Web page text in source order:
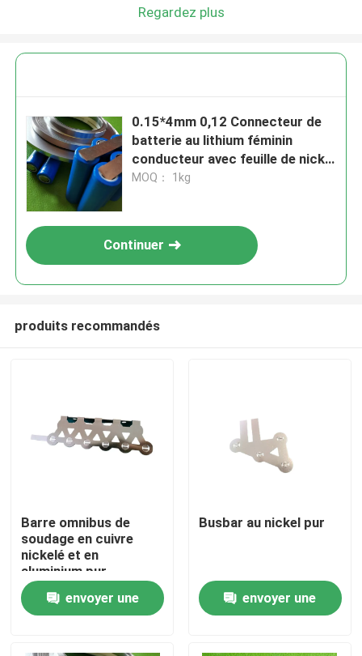
Maison
Produits
Au sujet de nous
Regardez plus
0.15*4mm 0,12 Connecteur de
batterie au lithium féminin
conducteur avec feuille de nickel
pour accéder à l'alimentation de
MOQ： 1kg
Continuer
produits recommandés
Barre omnibus de
soudage en cuivre
nickelé et en
aluminium pur
envoyer une
Busbar au nickel pur
envoyer une